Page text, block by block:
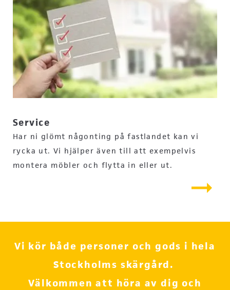
Service
Har ni glömt någonting på fastlandet kan vi
rycka ut. Vi hjälper även till att exempelvis
montera möbler och flytta in eller ut.
arrow_right_alt
Vi kör både personer och gods i hela
Stockholms skärgård.
Välkommen att höra av dig och